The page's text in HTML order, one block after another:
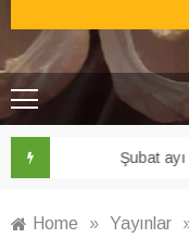
Şubat ayı Muz
Home » Yayınlar